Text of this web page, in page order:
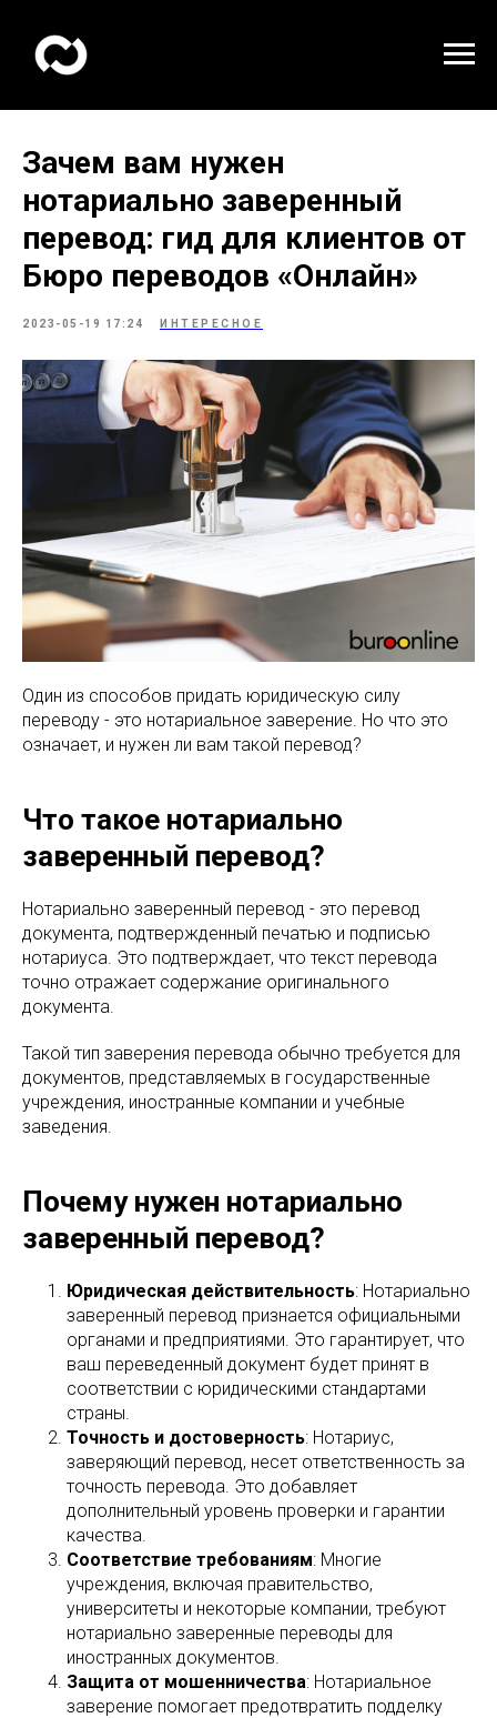
Зачем вам нужен
нотариально заверенный
перевод: гид для клиентов от
Бюро переводов «Онлайн»
2023-05-19 17:24 ИНТЕРЕСНОЕ
Один из способов придать юридическую силу
переводу - это нотариальное заверение. Но что это
означает, и нужен ли вам такой перевод?
Что такое нотариально
заверенный перевод?
Нотариально заверенный перевод - это перевод
документа, подтвержденный печатью и подписью
нотариуса. Это подтверждает, что текст перевода
точно отражает содержание оригинального
документа.
Такой тип заверения перевода обычно требуется для
документов, представляемых в государственные
учреждения, иностранные компании и учебные
заведения.
Почему нужен нотариально
заверенный перевод?
Юридическая действительность: Нотариально
заверенный перевод признается официальными
органами и предприятиями. Это гарантирует, что
ваш переведенный документ будет принят в
соответствии с юридическими стандартами
страны.
Точность и достоверность: Нотариус,
заверяющий перевод, несет ответственность за
точность перевода. Это добавляет
дополнительный уровень проверки и гарантии
качества.
Соответствие требованиям: Многие
учреждения, включая правительство,
университеты и некоторые компании, требуют
нотариально заверенные переводы для
иностранных документов.
Защита от мошенничества: Нотариальное
заверение помогает предотвратить подделку